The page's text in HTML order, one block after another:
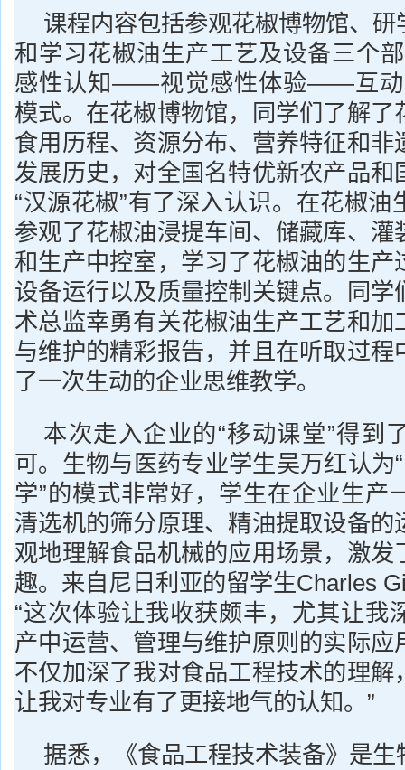
课程内容包括参观花椒博物馆、
和学习花椒油生产工艺及设备三个
感性认知——视觉感性体验——互动
模式。在花椒博物馆，同学们了解了
食用历程、资源分布、营养特征和非
发展历史，对全国名特优新农产品和
“汉源花椒”有了深入认识。在花椒油
参观了花椒油浸提车间、储藏库、灌
和生产中控室，学习了花椒油的生产
设备运行以及质量控制关键点。同学
术总监幸勇有关花椒油生产工艺和加
与维护的精彩报告，并且在听取过程
了一次生动的企业思维教学。
本次走入企业的“移动课堂”得到
可。生物与医药专业学生吴万红认为
学”的模式非常好，学生在企业生产
清选机的筛分原理、精油提取设备的
观地理解食品机械的应用场景，激发
趣。来自尼日利亚的留学生Charles
“这次体验让我收获颇丰，尤其让我
产中运营、管理与维护原则的实际应
不仅加深了我对食品工程技术的理解
让我对专业有了更接地气的认知。”
据悉，《食品工程技术装备》是